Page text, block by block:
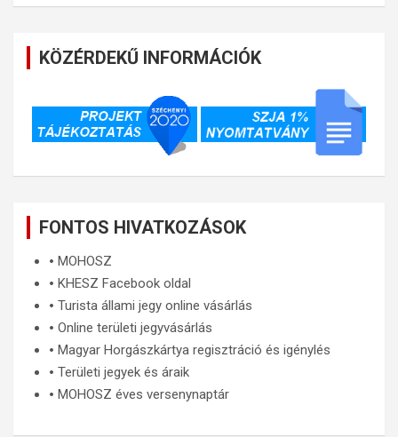
KÖZÉRDEKŰ INFORMÁCIÓK
FONTOS HIVATKOZÁSOK
🞄 MOHOSZ
🞄 KHESZ Facebook oldal
🞄 Turista állami jegy online vásárlás
🞄 Online területi jegyvásárlás
🞄 Magyar Horgászkártya regisztráció és igénylés
🞄 Területi jegyek és áraik
🞄 MOHOSZ éves versenynaptár